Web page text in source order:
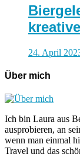
24. April
Über mich
Ich bin Laura aus
ausprobieren, an
wenn man einmal
Travel und das